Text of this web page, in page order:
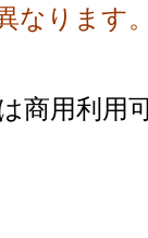
なります
商用利用